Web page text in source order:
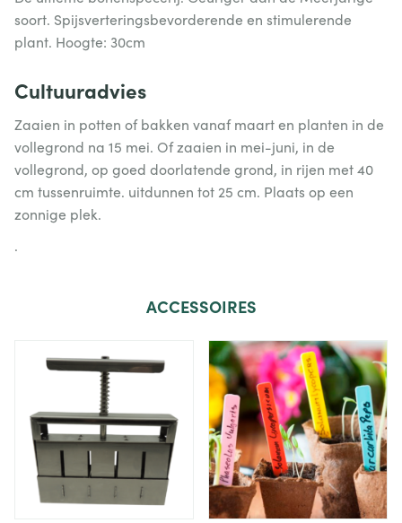
soort. Spijsverteringsbevorderende en stimulerende
plant. Hoogte: 30cm
Cultuuradvies
Zaaien in potten of bakken vanaf maart en planten in de
vollegrond na 15 mei. Of zaaien in mei-juni, in de
vollegrond, op goed doorlatende grond, in rijen met 40
cm tussenruimte. uitdunnen tot 25 cm. Plaats op een
zonnige plek.
.
ACCESSOIRES